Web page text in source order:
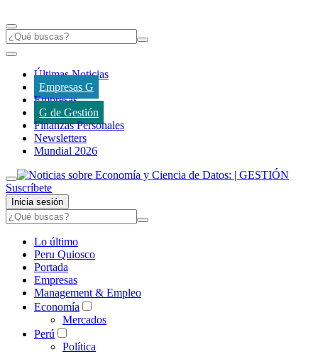
Últimas Noticias
Empresas G
Empresas
G de Gestión
Finanzas Personales
Newsletters
Mundial 2026
Suscríbete
Inicia sesión
Lo último
Peru Quiosco
Portada
Empresas
Management & Empleo
Economía
Mercados
Perú
Política